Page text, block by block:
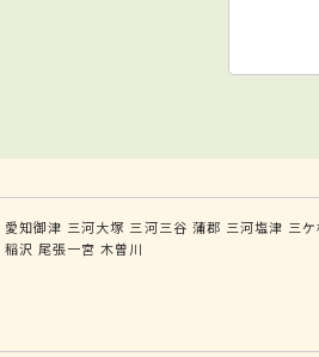
愛知御津 三河大塚 三河三谷 蒲郡 三河塩津 三
稲沢 尾張一宮 木曽川